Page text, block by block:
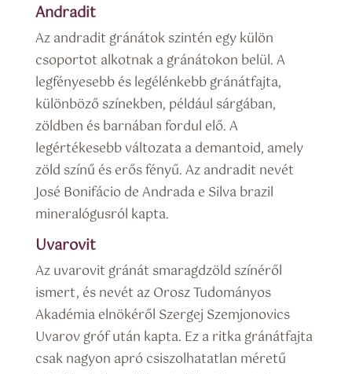
Andradit
Az andradit gránátok szintén egy külön
csoportot alkotnak a gránátokon belül. A
legfényesebb és legélénkebb gránátfajta,
különböző színekben, például sárgában,
zöldben és barnában fordul elő. A
legértékesebb változata a demantoid, amely
zöld színű és erős fényű. Az andradit nevét
José Bonifácio de Andrada e Silva brazil
mineralógusról kapta.
Uvarovit
Az uvarovit gránát smaragdzöld színéről
ismert, és nevét az Orosz Tudományos
Akadémia elnökéről Szergej Szemjonovics
Uvarov gróf után kapta. Ez a ritka gránátfajta
csak nagyon apró csiszolhatatlan méretű